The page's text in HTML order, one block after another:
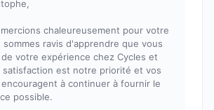
chaleureusement pour votre
ravis d'apprendre que vous
votre expérience chez Cycles et
satisfaction est notre priorité et vos
à continuer à fournir le
possible.